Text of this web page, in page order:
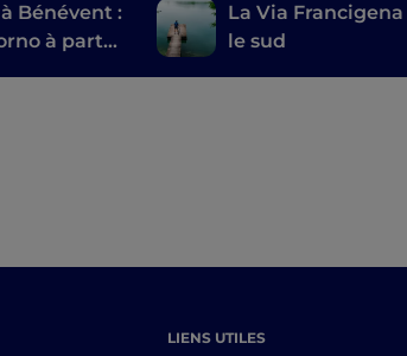
Bénévent :
à part
La Via
le sud
LIENS UTILES